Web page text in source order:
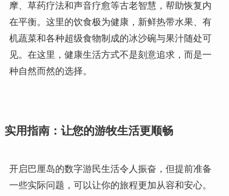
摩、草药疗法和声音疗愈等古老智慧，帮助恢复内
在平衡。这里的饮食极为健康，新鲜热带水果、有
机蔬菜和各种超级食物制成的冰沙碗与果汁随处可
见。在这里，健康生活方式不是刻意追求，而是一
种自然而然的选择。
实用指南：让您的游牧生活更顺畅
开启巴厘岛的数字游民生活令人振奋，但提前准备
一些实际问题，可以让你的旅程更加从容和安心。